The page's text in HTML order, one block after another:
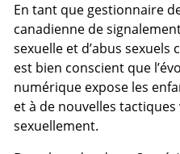
En tant que gestionnaire
canadienne de
sexuelle et d’abus sexuels
est bien conscient que
numérique expose les
et à de nouvelles
sexuellement.